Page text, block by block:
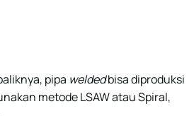
pipa weldedbisa diproduksi
metode LSAW atau Spiral,